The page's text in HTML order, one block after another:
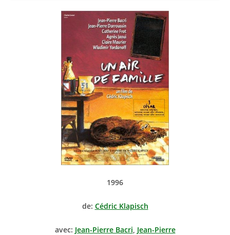
publication :
1996
de: Cédric Klapisch
avec: Jean-Pierre Bacri, Jean-Pierre